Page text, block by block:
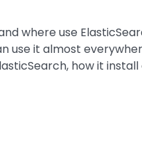
where use
use it almost
how it